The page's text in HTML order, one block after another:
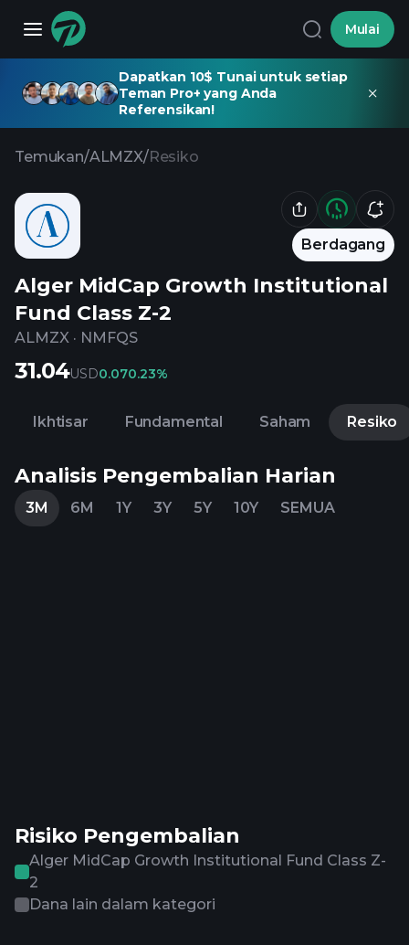
Mulai
Dapatkan 10$ Tunai untuk setiap
Teman Pro+ yang Anda
Referensikan!
Temukan/ALMZX/Resiko
Berdagang
Alger MidCap Growth Institutional
Fund Class Z-2
ALMZX · NMFQS
31.04USD0.070.23%
Ikhtisar Fundamental Saham Resiko
Analisis Pengembalian Harian
3M 6M 1Y 3Y 5Y 10Y SEMUA
Risiko Pengembalian
Alger MidCap Growth Institutional Fund Class Z-
2
Dana lain dalam kategori